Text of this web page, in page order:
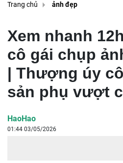
Trang chủ ảnh đẹp
Xem nhanh
cô gái chụp
| Thượng úy
sản phụ vượt
HaoHao
01:44 03/05/2026